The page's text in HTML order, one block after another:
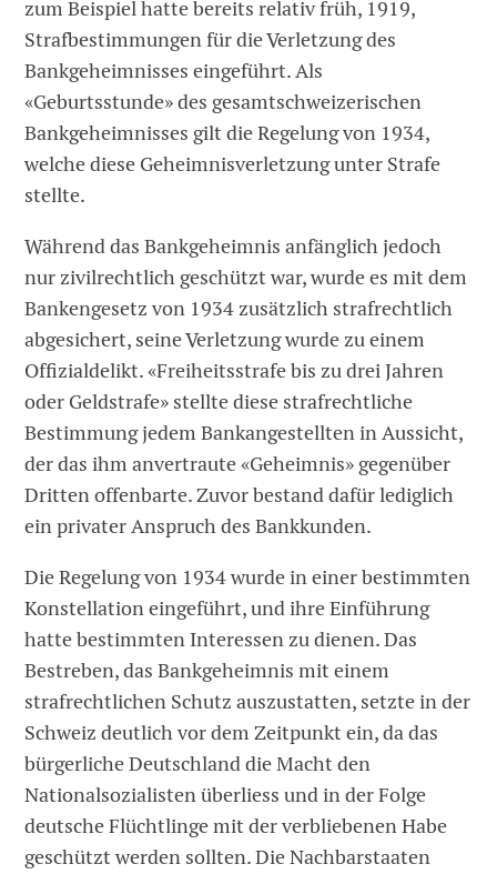
zum Beispiel hatte bereits relativ früh, 1919,
Strafbestimmungen für die Verletzung des
Bankgeheimnisses eingeführt. Als
«Geburtsstunde» des gesamtschweizerischen
Bankgeheimnisses gilt die Regelung von 1934,
welche diese Geheimnisverletzung unter Strafe
stellte.
Während das Bankgeheimnis anfänglich jedoch
nur zivilrechtlich geschützt war, wurde es mit dem
Bankengesetz von 1934 zusätzlich strafrechtlich
abgesichert, seine Verletzung wurde zu einem
Offizialdelikt. «Freiheitsstrafe bis zu drei Jahren
oder Geldstrafe» stellte diese strafrechtliche
Bestimmung jedem Bankangestellten in Aussicht,
der das ihm anvertraute «Geheimnis» gegenüber
Dritten offenbarte. Zuvor bestand dafür lediglich
ein privater Anspruch des Bankkunden.
Die Regelung von 1934 wurde in einer bestimmten
Konstellation eingeführt, und ihre Einführung
hatte bestimmten Interessen zu dienen. Das
Bestreben, das Bankgeheimnis mit einem
strafrechtlichen Schutz auszustatten, setzte in der
Schweiz deutlich vor dem Zeitpunkt ein, da das
bürgerliche Deutschland die Macht den
Nationalsozialisten überliess und in der Folge
deutsche Flüchtlinge mit der verbliebenen Habe
geschützt werden sollten. Die Nachbarstaaten